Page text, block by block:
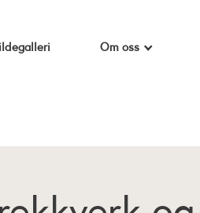
Om oss